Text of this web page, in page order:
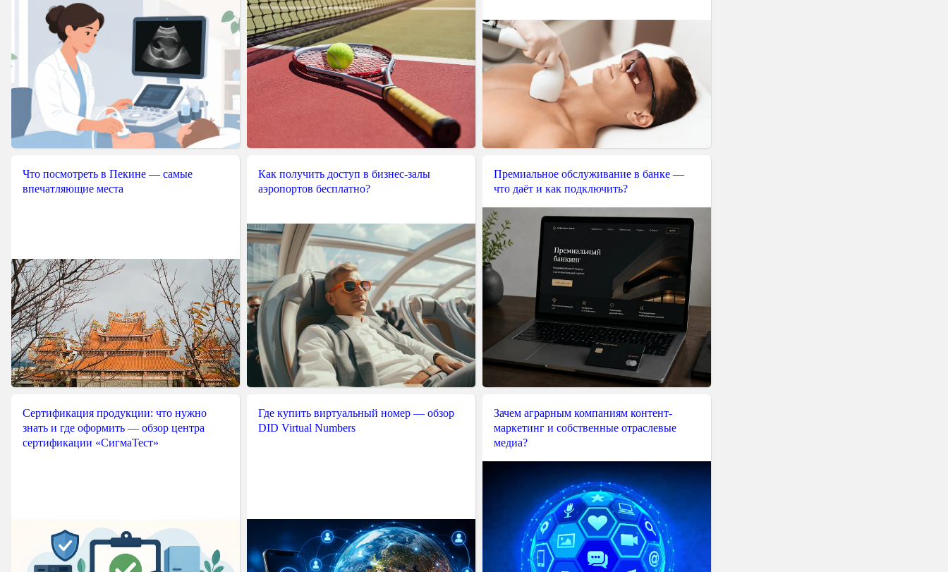
Что посмотреть в Пекине — самые
впечатляющие места
Как получить доступ в бизнес-залы
аэропортов бесплатно?
Премиальное обслуживание в банке —
что даёт и как подключить?
Сертификация продукции: что нужно
знать и где оформить — обзор центра
сертификации «СигмаТест»
Где купить виртуальный номер — обзор
DID Virtual Numbers
Зачем аграрным компаниям контент-
маркетинг и собственные отраслевые
медиа?